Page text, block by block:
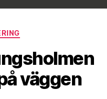
väggen